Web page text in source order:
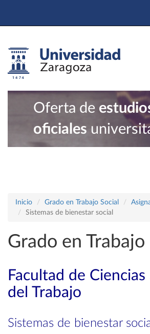
Oferta de
oficiales
Inicio Grado en Trabajo Social
Sistemas de bienestar social
Grado en Trabajo
Facultad de Ciencias
del Trabajo
Sistemas de bienestar